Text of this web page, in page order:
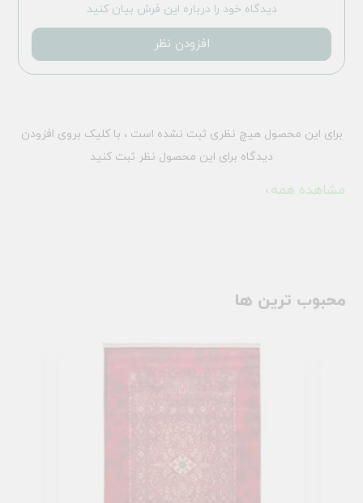
دیدگاه خود را درباره این فرش بیان کنید
افزودن نظر
برای این محصول هیچ نظری ثبت نشده است ، با کلیک بروی افزودن
دیدگاه برای این محصول نظر ثبت کنید
مشاهده همه
محبوب ترین ها